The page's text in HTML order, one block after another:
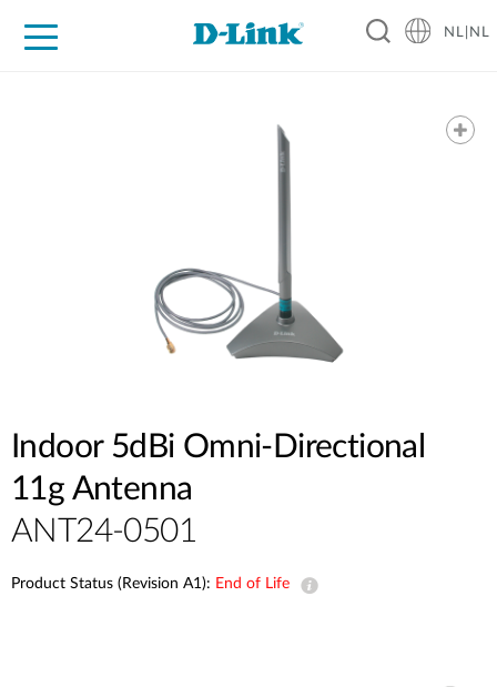
NL|NL
Indoor 5dBi Omni-Directional
11g Antenna
ANT24-0501
Product Status (Revision A1): End of Life